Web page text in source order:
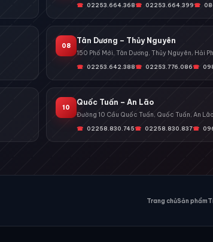
02253.664.368 02253.664.399
08
Tân Dương – Thủy Nguyên
150 Phố Mới, Tân Dương, Thủy Nguyên, Hải
02253.642.388 02253.776.086
10
Quốc Tuấn – An Lão
Đường 10 Cầu Quốc Tuấn, Quốc Tuấn, An
02258.830.745 02258.830.837
Trang chủSản phẩm